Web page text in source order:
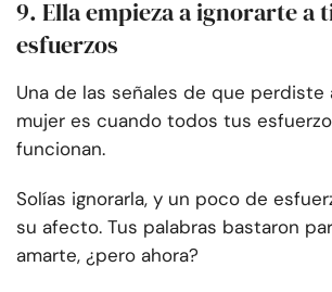
9. Ella empieza a ignorarte a
esfuerzos
Una de las señales de que perdiste
mujer es cuando todos tus
funcionan.
Solías ignorarla, y un poco de
su afecto. Tus palabras bastaron
amarte, ¿pero ahora?